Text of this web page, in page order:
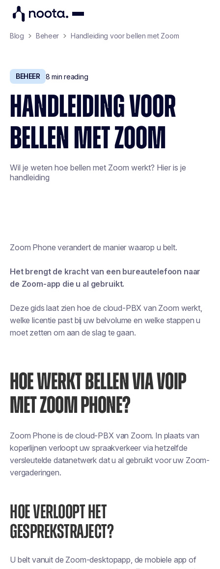
Blog Beheer Handleiding voor bellen met Zoom
BEHEER 8 min reading
HANDLEIDING VOOR
BELLEN MET ZOOM
Wil je weten hoe bellen met Zoom werkt? Hier is je
handleiding
Zoom Phone verandert de manier waarop u belt.
Het brengt de kracht van een bureautelefoon naar
de Zoom-app die u al gebruikt.
Deze gids laat zien hoe de cloud-PBX van Zoom werkt,
welke licentie past bij uw belvolume en welke stappen u
moet zetten om aan de slag te gaan.
HOE WERKT BELLEN VIA VOIP
MET ZOOM PHONE?
Zoom Phone is de cloud-PBX van Zoom. In plaats van
koperlijnen verloopt uw spraakverkeer via hetzelfde
versleutelde datanetwerk dat u al gebruikt voor uw Zoom-
vergaderingen.
HOE VERLOOPT HET
GESPREKSTRAJECT?
U belt vanuit de Zoom-desktopapp, de mobiele app of